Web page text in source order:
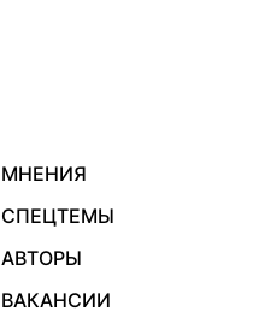
МНЕНИЯ
СПЕЦТЕМЫ
АВТОРЫ
ВАКАНСИИ